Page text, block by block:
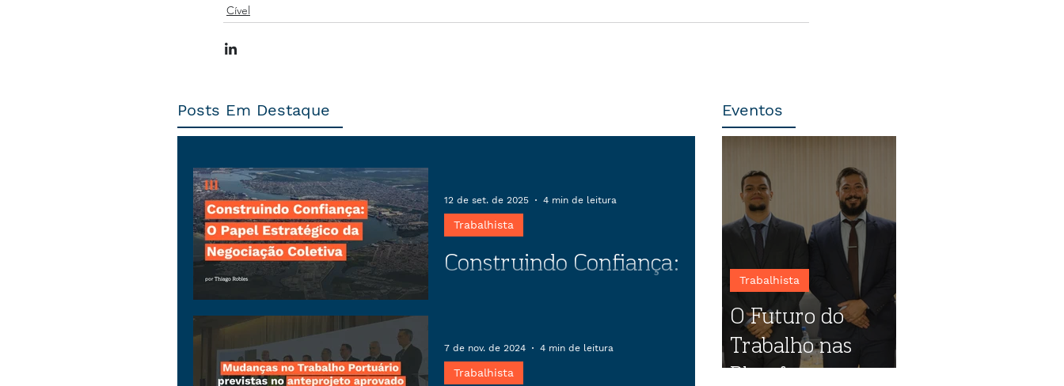
Cível
Posts Em Destaque
Construindo Confiança:
em negociações coletivas pode
transformar conflitos em
Trabalhista
12 de set. de 2025 4 min de leitura
Trabalhista
7 de nov. de 2024 4 min de leitura
Eventos
O Futuro do
Trabalho nas
Plataformas
Trabalhista